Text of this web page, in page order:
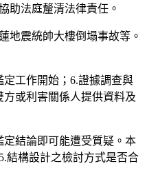
助法庭釐清法律責任。
地震統帥大樓倒塌事故等。
工作開始；6.證據調查與
或利害關係人提供資料及
結論即可能遭受質疑。本
結構設計之檢討方式是否合